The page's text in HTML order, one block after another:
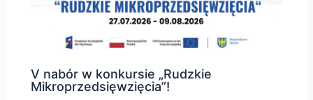
V nabór w konkursie „Rudzkie
Mikroprzedsięwzięcia”!